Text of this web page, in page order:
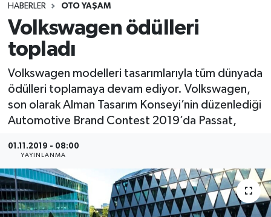
HABERLER OTO YAŞAM
Volkswagen ödülleri
topladı
Volkswagen modelleri tasarımlarıyla tüm dünyada
ödülleri toplamaya devam ediyor. Volkswagen,
son olarak Alman Tasarım Konseyi’nin düzenlediği
Automotive Brand Contest 2019’da Passat,
01.11.2019 - 08:00
YAYINLANMA
ETKİNLİK
GÜNCEL
HABERLER
KAPAK
OSB
SEKTÖR
ŞİRKET PANO